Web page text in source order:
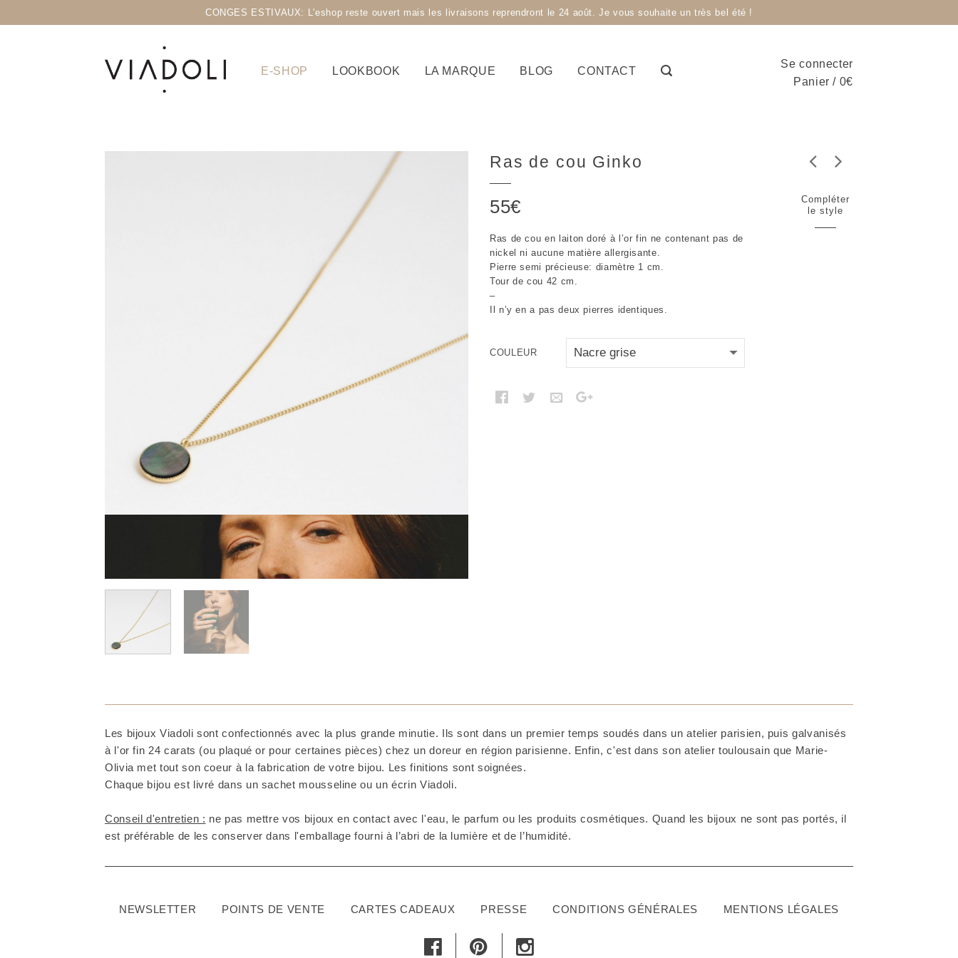
CONGES ESTIVAUX: L'eshop reste ouvert mais les livraisons reprendront le 24 août. Je vous souhaite un très bel été !
E-SHOP LOOKBOOK LA MARQUE BLOG CONTACT
Se connecter
Panier / 0€
Ras de cou Ginko
55€
Ras de cou en laiton doré à l’or fin ne contenant pas de
nickel ni aucune matière allergisante.
Pierre semi précieuse: diamètre 1 cm.
Tour de cou 42 cm.
–
Il n’y en a pas deux pierres identiques.
COULEUR
Compléter
le style
Les bijoux Viadoli sont confectionnés avec la plus grande minutie. Ils sont dans un premier temps soudés dans un atelier parisien, puis galvanisés
à l'or fin 24 carats (ou plaqué or pour certaines pièces) chez un doreur en région parisienne. Enfin, c'est dans son atelier toulousain que Marie-
Olivia met tout son coeur à la fabrication de votre bijou. Les finitions sont soignées.
Chaque bijou est livré dans un sachet mousseline ou un écrin Viadoli.
Conseil d'entretien : ne pas mettre vos bijoux en contact avec l'eau, le parfum ou les produits cosmétiques. Quand les bijoux ne sont pas portés, il
est préférable de les conserver dans l'emballage fourni à l’abri de la lumière et de l’humidité.
NEWSLETTER POINTS DE VENTE CARTES CADEAUX PRESSE CONDITIONS GÉNÉRALES MENTIONS LÉGALES